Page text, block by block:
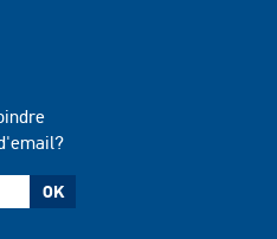
OK